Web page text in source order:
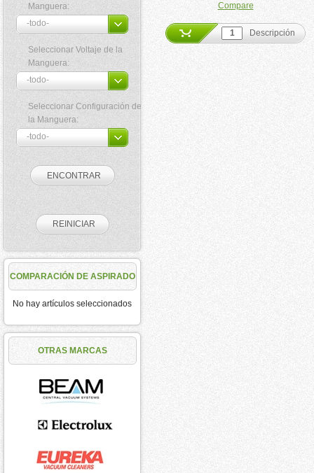
Manguera:
Seleccionar Voltaje de la
Manguera:
Seleccionar Configuración de
la Manguera:
COMPARACIÓN DE ASPIRADO
No hay artículos seleccionados
OTRAS MARCAS
Compare
Descripción